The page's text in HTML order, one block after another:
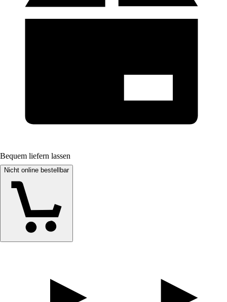
Bequem liefern lassen
Nicht online bestellbar